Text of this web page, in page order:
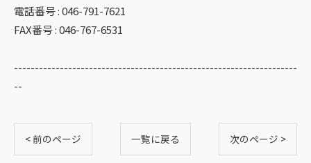
電話番号 : 046-791-7621
FAX番号 : 046-767-6531
--------------------------------------------------------------------
--
< 前のページ 一覧に戻る 次のページ >